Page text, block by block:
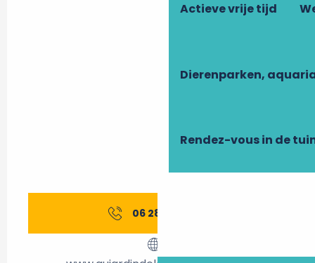
Actieve vrije tijd
Dierenparken,
Rendez-vous in de
06 28 33 57